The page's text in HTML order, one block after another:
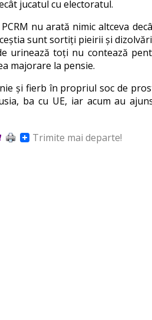
jucatul cu electoratul.
nu arată nimic altceva
sunt sortiți pieirii și
urinează toți nu contează
majorare la pensie.
și fierb în propriul soc de
ba cu UE, iar acum au
Trimite mai departe!